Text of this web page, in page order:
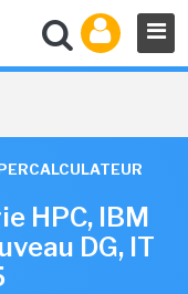
HPC, IBM
DG, IT